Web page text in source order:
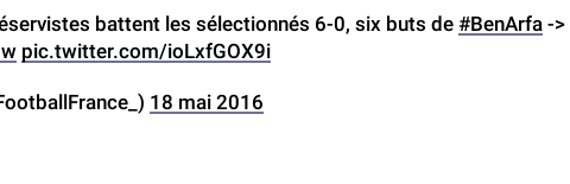
battent les sélectionnés 6-0, six buts de #BenArfa ->
pic.twitter.com/ioLxfGOX9i
18 mai 2016